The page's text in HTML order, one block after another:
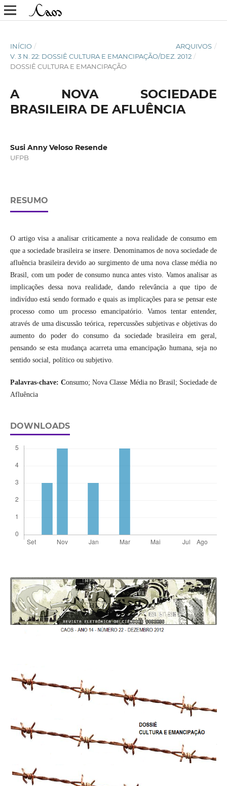
INÍCIO / ARQUIVOS /
V. 3 N. 22: DOSSIÊ CULTURA E EMANCIPAÇÃO/DEZ. 2012 /
DOSSIÊ CULTURA E EMANCIPAÇÃO
A NOVA SOCIEDADE
BRASILEIRA DE AFLUÊNCIA
Susi Anny Veloso Resende
UFPB
RESUMO
O artigo visa a analisar criticamente a nova realidade de consumo em
que a sociedade brasileira se insere. Denominamos de nova sociedade de
afluência brasileira devido ao surgimento de uma nova classe média no
Brasil, com um poder de consumo nunca antes visto. Vamos analisar as
implicações dessa nova realidade, dando relevância a que tipo de
indivíduo está sendo formado e quais as implicações para se pensar este
processo como um processo emancipatório. Vamos tentar entender,
através de uma discussão teórica, repercussões subjetivas e objetivas do
aumento do poder do consumo da sociedade brasileira em geral,
pensando se esta mudança acarreta uma emancipação humana, seja no
sentido social, político ou subjetivo.
Palavras-chave: Consumo; Nova Classe Média no Brasil; Sociedade de
Afluência
DOWNLOADS